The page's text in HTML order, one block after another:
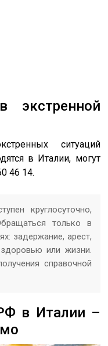
экстренной
ситуаций
в Италии, могут
46 14.
круглосуточно,
только в
задержание, арест,
или жизни.
справочной
в Италии –